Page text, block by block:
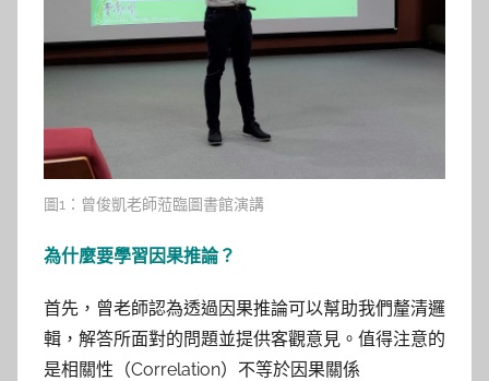
部
落
格
圖1：曾俊凱老師蒞臨圖書館演講
為什麼要學習因果推論？
首先，曾老師認為透過因果推論可以幫助我們釐清邏
輯，解答所面對的問題並提供客觀意見。值得注意的
是相關性（Correlation）不等於因果關係